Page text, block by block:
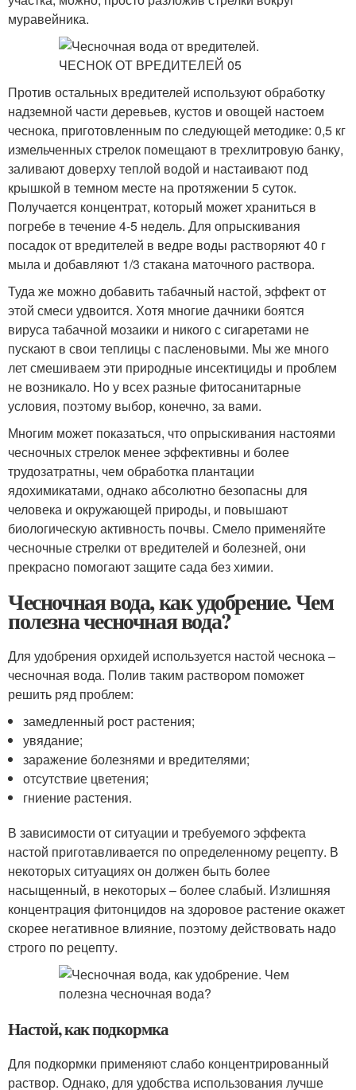
муравейника.
Против остальных вредителей используют обработку
надземной части деревьев, кустов и овощей настоем
чеснока, приготовленным по следующей методике: 0,5 кг
измельченных стрелок помещают в трехлитровую банку,
заливают доверху теплой водой и настаивают под
крышкой в темном месте на протяжении 5 суток.
Получается концентрат, который может храниться в
погребе в течение 4-5 недель. Для опрыскивания
посадок от вредителей в ведре воды растворяют 40 г
мыла и добавляют 1/3 стакана маточного раствора.
Туда же можно добавить табачный настой, эффект от
этой смеси удвоится. Хотя многие дачники боятся
вируса табачной мозаики и никого с сигаретами не
пускают в свои теплицы с пасленовыми. Мы же много
лет смешиваем эти природные инсектициды и проблем
не возникало. Но у всех разные фитосанитарные
условия, поэтому выбор, конечно, за вами.
Многим может показаться, что опрыскивания настоями
чесночных стрелок менее эффективны и более
трудозатратны, чем обработка плантации
ядохимикатами, однако абсолютно безопасны для
человека и окружающей природы, и повышают
биологическую активность почвы. Смело применяйте
чесночные стрелки от вредителей и болезней, они
прекрасно помогают защите сада без химии.
Чесночная вода, как удобрение. Чем
полезна чесночная вода?
Для удобрения орхидей используется настой чеснока –
чесночная вода. Полив таким раствором поможет
решить ряд проблем:
замедленный рост растения;
увядание;
заражение болезнями и вредителями;
отсутствие цветения;
гниение растения.
В зависимости от ситуации и требуемого эффекта
настой приготавливается по определенному рецепту. В
некоторых ситуациях он должен быть более
насыщенный, в некоторых – более слабый. Излишняя
концентрация фитонцидов на здоровое растение окажет
скорее негативное влияние, поэтому действовать надо
строго по рецепту.
Настой, как подкормка
Для подкормки применяют слабо концентрированный
раствор. Однако, для удобства использования лучше